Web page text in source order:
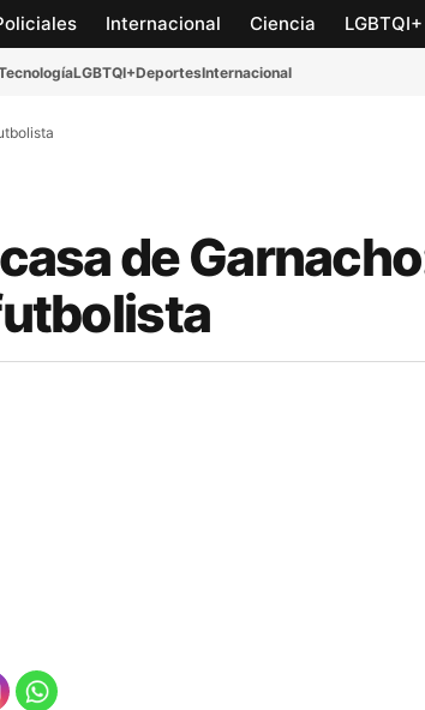
Internacional Ciencia LGBTQI+
LGBTQI+DeportesInternacional
de